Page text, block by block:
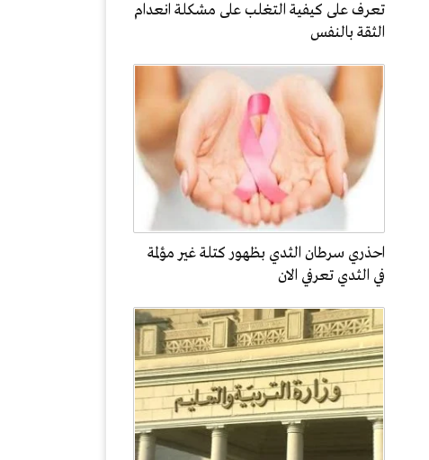
تعرف على كيفية التغلب على مشكلة انعدام
الثقة بالنفس
احذري سرطان الثدي بظهور كتلة غير مؤلمة
في الثدي تعرفي الان